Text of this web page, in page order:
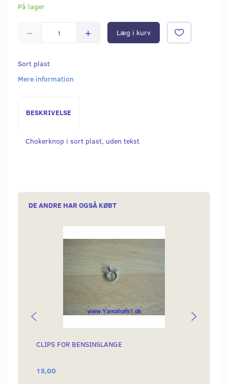
På lager
Læg i kurv
Sort plast
Mere information
BESKRIVELSE
Chokerknop i sort plast, uden tekst
DE ANDRE HAR OGSÅ KØBT
CLIPS FOR BENSINSLANGE
15,00